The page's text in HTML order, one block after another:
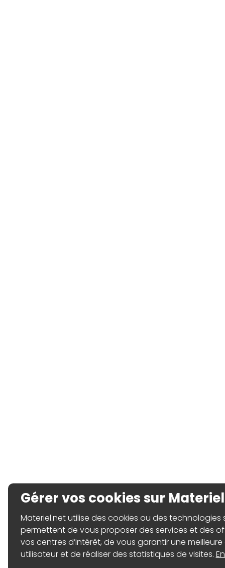
Gérer vos cookies sur
Materiel.net utilise des cookies ou des technologies
permettent de vous proposer des services et des
vos centres d’intérêt, de vous garantir une
utilisateur et de réaliser des statistiques de visites.